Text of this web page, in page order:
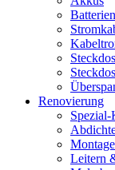
Renovierung
Leitern